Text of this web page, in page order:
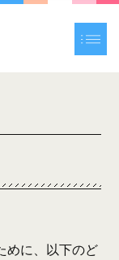
めに、以下のど